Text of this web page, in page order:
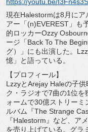
現在Halestormは8月にア
アー「(n)EVEREST」
も
的ロッカーOzzy
ージ「Back To The
グ）」 にも出演した。
憶」
と語っている。
【プロフィール】
LzzyとArejay Haleの子供
ク・ラジオで7曲の1位を
ォームで30億ストリーミ
ルバム『The Strange
『Halestorm』など、 ア
を売り上げている。 グラ